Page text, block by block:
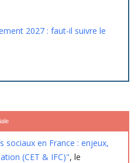
2027 : faut-il suivre le
sociaux en France : enjeux,
(CET & IFC)", le